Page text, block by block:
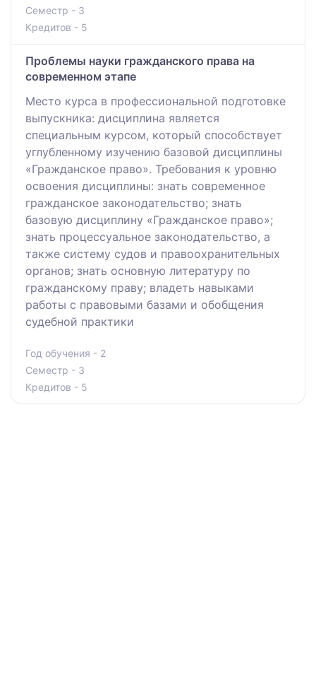
Семестр - 3
Кредитов - 5
Проблемы науки гражданского права на
современном этапе
Место курса в профессиональной подготовке
выпускника: дисциплина является
специальным курсом, который способствует
углубленному изучению базовой дисциплины
«Гражданское право». Требования к уровню
освоения дисциплины: знать современное
гражданское законодательство; знать
базовую дисциплину «Гражданское право»;
знать процессуальное законодательство, а
также систему судов и правоохранительных
органов; знать основную литературу по
гражданскому праву; владеть навыками
работы с правовыми базами и обобщения
судебной практики
Год обучения - 2
Семестр - 3
Кредитов - 5